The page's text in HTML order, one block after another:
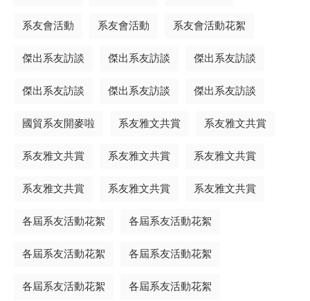
系友會活動 系友會活動 系友會活動花絮
傑出系友訪談 傑出系友訪談 傑出系友訪談
傑出系友訪談 傑出系友訪談 傑出系友訪談
國貿系友開麥啦 系友雅文共賞 系友雅文共賞
系友雅文共賞 系友雅文共賞 系友雅文共賞
系友雅文共賞 系友雅文共賞 系友雅文共賞
各屆系友活動花絮 各屆系友活動花絮
各屆系友活動花絮 各屆系友活動花絮
各屆系友活動花絮 各屆系友活動花絮